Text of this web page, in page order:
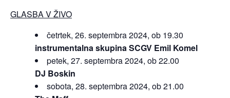
GLASBA V ŽIVO
četrtek, 26. septembra 2024, ob 19.30
instrumentalna skupina SCGV Emil Komel
petek, 27. septembra 2024, ob 22.00
DJ Boskin
sobota, 28. septembra 2024, ob 21.00